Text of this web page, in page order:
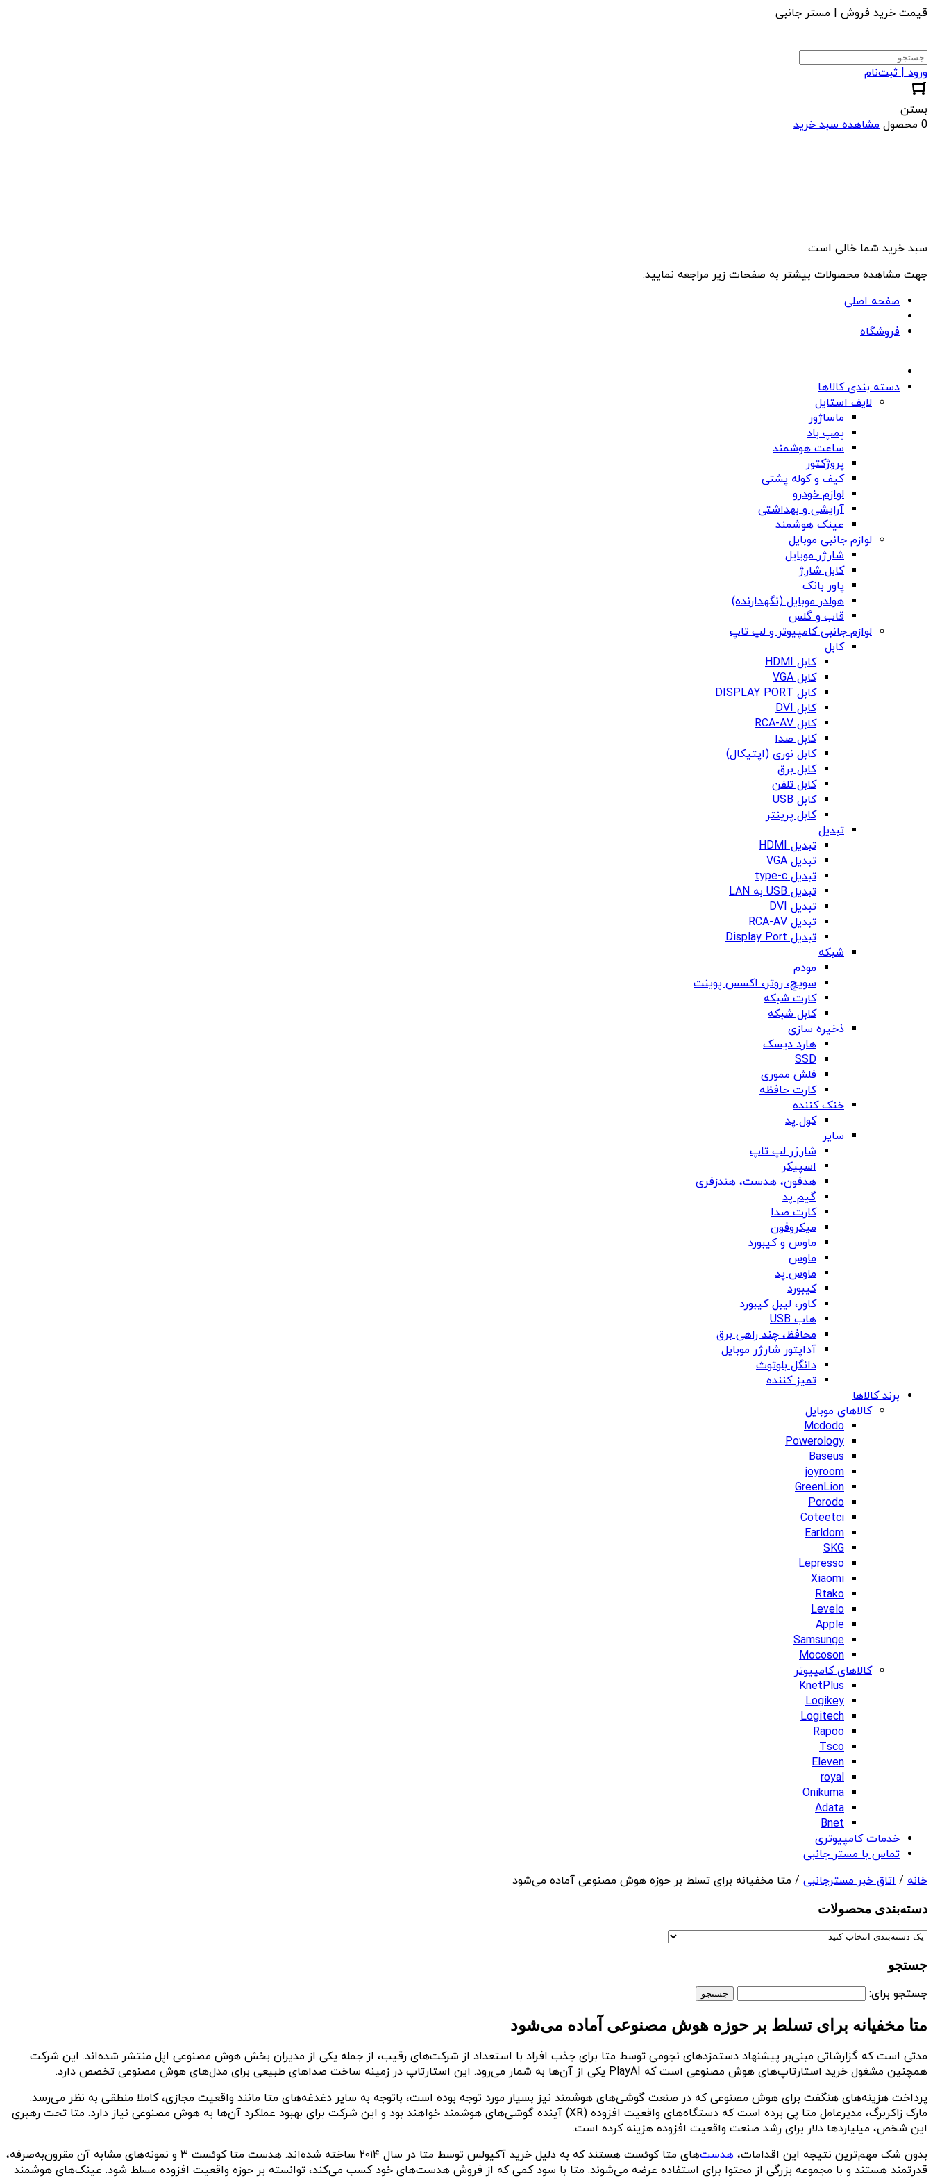
قیمت خرید فروش | مستر جانبی
ورود | ثبت‌نام
بستن
0 محصول
مشاهده سبد خرید
سبد خرید شما خالی است.
جهت مشاهده محصولات بیشتر به صفحات زیر مراجعه نمایید.
صفحه اصلی
فروشگاه
دسته بندی کالاها
لایف استایل
ماساژور
پمپ باد
ساعت هوشمند
پروژکتور
کیف و کوله پشتی
لوازم خودرو
آرایشی و بهداشتی
عینک هوشمند
لوازم جانبی موبایل
شارژر موبایل
کابل شارژ
پاور بانک
هولدر موبایل (نگهدارنده)
قاب و گلس
لوازم جانبی کامپیوتر و لپ تاپ
کابل
کابل HDMI
کابل VGA
کابل DISPLAY PORT
کابل DVI
کابل RCA-AV
کابل صدا
کابل نوری (اپتیکال)
کابل برق
کابل تلفن
کابل USB
کابل پرینتر
تبدیل
تبدیل HDMI
تبدیل VGA
تبدیل type-c
تبدیل USB به LAN
تبدیل DVI
تبدیل RCA-AV
تبدیل Display Port
شبکه
مودم
سویچ، روتر، اکسس پوینت
کارت شبکه
کابل شبکه
ذخیره سازی
هارد دیسک
SSD
فلش مموری
کارت حافظه
خنک کننده
کول پد
سایر
شارژر لپ تاپ
اسپیکر
هدفون، هدست، هندزفری
گیم پد
کارت صدا
میکروفون
ماوس و کیبورد
ماوس
ماوس پد
کیبورد
کاور، لیبل کیبورد
هاب USB
محافظ، چند راهی برق
آداپتور شارژر موبایل
دانگل بلوتوث
تمیز کننده
برند کالاها
کالاهای موبایل
Mcdodo
Powerology
Baseus
joyroom
GreenLion
Porodo
Coteetci
Earldom
SKG
Lepresso
Xiaomi
Rtako
Levelo
Apple
Samsunge
Mocoson
کالاهای کامپیوتر
KnetPlus
Logikey
Logitech
Rapoo
Tsco
Eleven
royal
Onikuma
Adata
Bnet
خدمات کامپیوتری
تماس با مستر جانبی
خانه / اتاق خبر مسترجانبی / متا مخفیانه برای تسلط بر حوزه هوش مصنوعی آماده می‌شود
دسته‌بندی‌ محصولات
جستجو
جستجو برای:
متا مخفیانه برای تسلط بر حوزه هوش مصنوعی آماده می‌شود
مدتی است که گزارشاتی مبنی‌بر پیشنهاد دستمزدهای نجومی توسط متا برای جذب افراد با استعداد از شرکت‌های رقیب، از جمله یکی از مدیران بخش هوش مصنوعی اپل منتشر شده‌اند. این شرکت
همچنین مشغول خرید استارتاپ‌های هوش مصنوعی است که PlayAI یکی از آن‌ها به شمار می‌رود. این استارتاپ در زمینه ساخت صداهای طبیعی برای مدل‌های هوش مصنوعی تخصص دارد.
پرداخت هزینه‌های هنگفت برای هوش مصنوعی که در صنعت گوشی‌های هوشمند نیز بسیار مورد توجه بوده است، باتوجه به سایر دغدغه‌های متا مانند واقعیت مجازی، کاملا منطقی به نظر می‌رسد.
مارک زاکربرگ، مدیرعامل متا پی برده است که دستگاه‌های واقعیت افزوده (XR) آینده گوشی‌های هوشمند خواهند بود و این شرکت برای بهبود عملکرد آن‌ها به هوش مصنوعی نیاز دارد. متا تحت رهبری
این شخص، میلیاردها دلار برای رشد صنعت واقعیت افزوده هزینه کرده است.
بدون شک مهم‌ترین نتیجه این اقدامات، هدست
‌های متا کوئست هستند که به دلیل خرید آکیولس توسط متا در سال ۲۰۱۴ ساخته شده‌اند. هدست متا کوئست ۳ و نمونه‌های مشابه آن مقرون‌به‌صرفه،
قدرتمند هستند و با مجموعه بزرگی از محتوا برای استفاده عرضه می‌شوند. متا با سود کمی که از فروش هدست‌های خود کسب می‌کند، توانسته بر حوزه واقعیت افزوده مسلط شود. عینک‌های هوشمند